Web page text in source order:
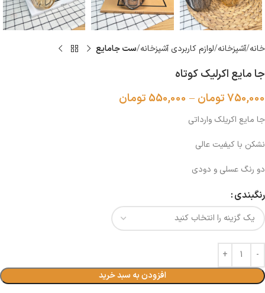
خانه آشپزخانه لوازم كاربردى آشپزخانه ست جامایع
جا مایع اکرلیک کوتاه
750,000تومان –
550,000 تومان
جا مایع اکریلک وارداتی
نشکن با کیفیت عالی
دو رنگ عسلی و دودی
رنگبندی
افزودن به سبد خرید